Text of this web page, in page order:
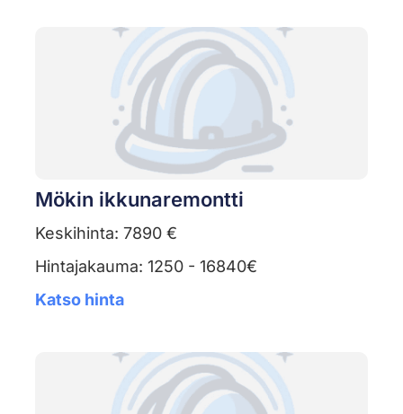
Mökin ikkunaremontti
Keskihinta: 7890 €
Hintajakauma: 1250 - 16840€
Katso hinta